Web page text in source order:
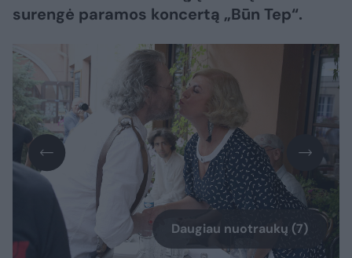
surengė paramos koncertą „Būn Tep“.
Daugiau nuotraukų (7)